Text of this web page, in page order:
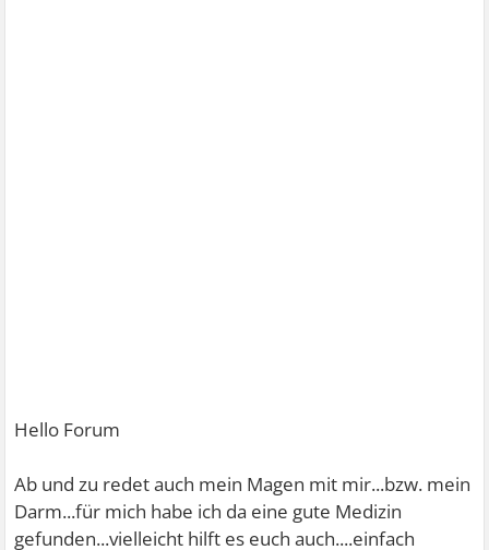
Hello Forum
Ab und zu redet auch mein Magen mit mir...bzw. mein
Darm...für mich habe ich da eine gute Medizin
gefunden...vielleicht hilft es euch auch....einfach